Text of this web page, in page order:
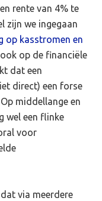
rente van 4% te
zijn we ingegaan
op kasstromen en
op de financiële
dat een
direct) een forse
middellange en
wel een flinke
voor
via meerdere